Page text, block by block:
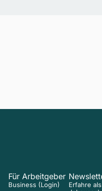
Für Arbeitgeber
Business (Login)
Erfahre